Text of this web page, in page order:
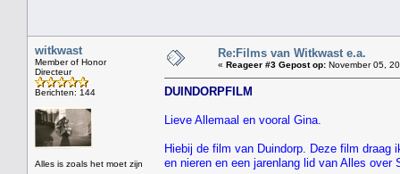
witkwast
Member of Honor
Directeur
Berichten: 144
Alles is zoals het moet zijn
Re:Films van Witkwast e.a.
« Reageer #3 Gepost op: November 05,
DUINDORPFILM
Lieve Allemaal en vooral Gina.
Hiebij de film van Duindorp. Deze film
en nieren en een jarenlang lid van Alles over